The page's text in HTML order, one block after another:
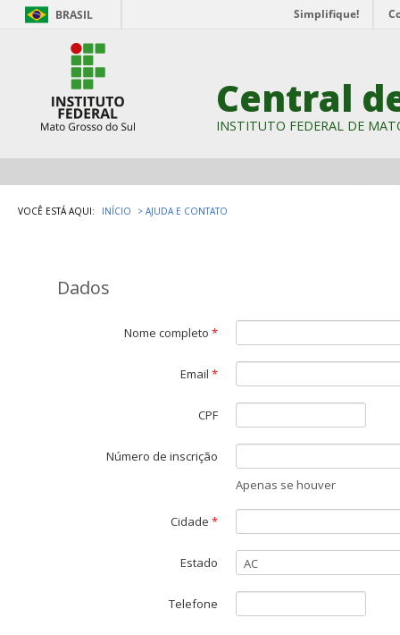
BRASIL Simplifique!
Central
INSTITUTO FEDERAL DE
VOCÊ ESTÁ AQUI: INÍCIO AJUDA E CONTATO
Dados
Nome completo *
Email *
CPF
Número de inscrição
Apenas se houver
Cidade *
Estado
Telefone